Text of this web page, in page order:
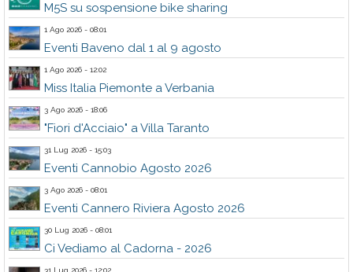
M5S su sospensione bike sharing
1 Ago 2026 - 08:01
Eventi Baveno dal 1 al 9 agosto
1 Ago 2026 - 12:02
Miss Italia Piemonte a Verbania
3 Ago 2026 - 18:06
"Fiori d'Acciaio" a Villa Taranto
31 Lug 2026 - 15:03
Eventi Cannobio Agosto 2026
3 Ago 2026 - 08:01
Eventi Cannero Riviera Agosto 2026
30 Lug 2026 - 08:01
Ci Vediamo al Cadorna - 2026